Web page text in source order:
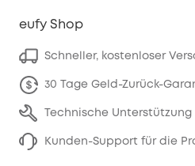
eufy Shop
Schneller, kostenloser
30 Tage Geld-Zurück-
Technische Unterstützung
Kunden-Support für die